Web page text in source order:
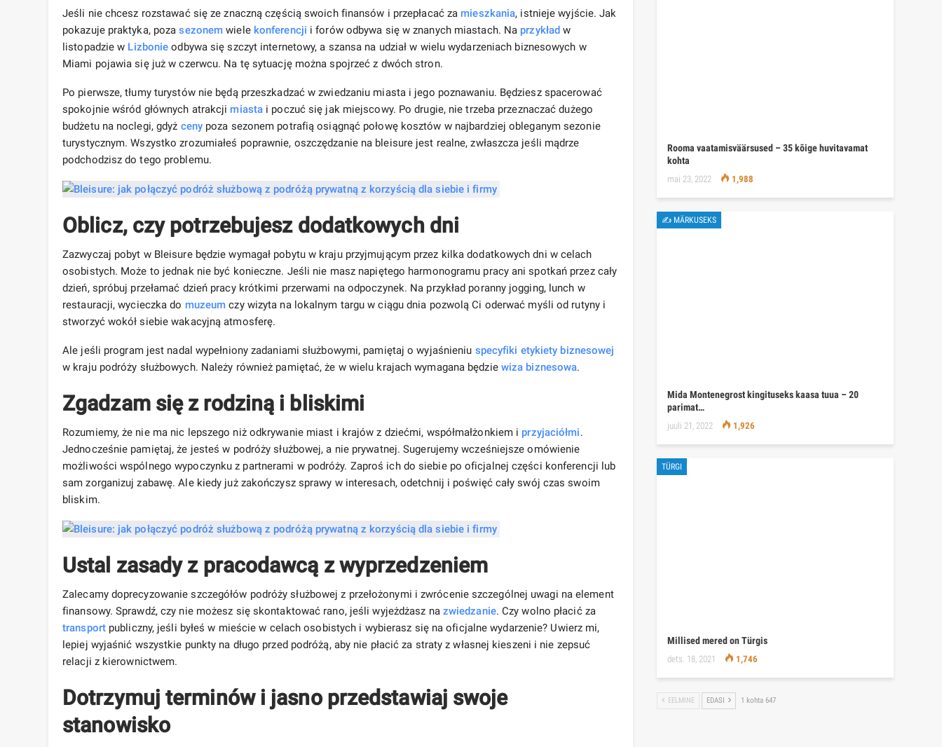
Jeśli nie chcesz rozstawać się ze znaczną częścią swoich finansów i przepłacać za mieszkania, istnieje wyjście. Jak
pokazuje praktyka, pozasezonem wiele konferencji i forów odbywa się w znanych miastach. Na przykład w
listopadzie w Lizbonie odbywa się szczyt internetowy, a szansa na udział w wielu wydarzeniach biznesowych w
Miami pojawia się już w czerwcu. Na tę sytuację można spojrzeć z dwóch stron.
Po pierwsze, tłumy turystów nie będą przeszkadzać w zwiedzaniu miasta i jego poznawaniu. Będziesz spacerować
spokojnie wśród głównych atrakcji miasta i poczuć się jak miejscowy. Po drugie, nie trzeba przeznaczać dużego
budżetu na noclegi, gdyż cenypoza sezonem potrafią osiągnąć połowę kosztów w najbardziej obleganym sezonie
turystycznym. Wszystko zrozumiałeś poprawnie, oszczędzanie na bleisure jest realne, zwłaszcza jeśli mądrze
podchodzisz do tego problemu.
Oblicz, czy potrzebujesz dodatkowych dni
Zazwyczaj pobyt w Bleisure będzie wymagał pobytu w kraju przyjmującym przez kilka dodatkowych dni w celach
osobistych. Może to jednak nie być konieczne. Jeśli nie masz napiętego harmonogramu pracy ani spotkań przez cały
dzień, spróbuj przełamać dzień pracy krótkimi przerwami na odpoczynek. Na przykład poranny jogging, lunch w
restauracji, wycieczka do muzeum czy wizyta na lokalnym targu w ciągu dnia pozwolą Ci oderwać myśli od rutyny i
stworzyć wokół siebie wakacyjną atmosferę.
Ale jeśli program jest nadal wypełniony zadaniami służbowymi, pamiętaj o wyjaśnieniu specyfiki etykiety biznesowej
w kraju podróży służbowych. Należy również pamiętać, że w wielu krajach wymagana będzie wiza biznesowa.
Zgadzam się z rodziną i bliskimi
Rozumiemy, że nie ma nic lepszego niż odkrywanie miast i krajów z dziećmi, współmałżonkiem i przyjaciółmi.
Jednocześnie pamiętaj, że jesteś w podróży służbowej, a nie prywatnej. Sugerujemy wcześniejsze omówienie
możliwości wspólnego wypoczynku z partnerami w podróży. Zaproś ich do siebie po oficjalnej części konferencji lub
sam zorganizuj zabawę. Ale kiedy już zakończysz sprawy w interesach, odetchnij i poświęć cały swój czas swoim
bliskim.
Ustal zasady z pracodawcą z wyprzedzeniem
Zalecamy doprecyzowanie szczegółów podróży służbowej z przełożonymi i zwrócenie szczególnej uwagi na element
finansowy. Sprawdź, czy nie możesz się skontaktować rano, jeśli wyjeżdżasz na zwiedzanie. Czy wolno płacić za
transportpubliczny, jeśli byłeś w mieście w celach osobistych i wybierasz się na oficjalne wydarzenie? Uwierz mi,
lepiej wyjaśnić wszystkie punkty na długo przed podróżą, aby nie płacić za straty z własnej kieszeni i nie zepsuć
relacji z kierownictwem.
Dotrzymuj terminów i jasno przedstawiaj swoje
stanowisko
Rooma vaatamisväärsused – 35 kõige huvitavamat
kohta
mai 23, 2022 1,988
✍ MÄRKUSEKS
Mida Montenegrost kingituseks kaasa tuua – 20
parimat…
juuli 21, 2022 1,926
TÜRGI
Millised mered on Türgis
dets. 18, 2021 1,746
EELMINE EDASI 1 kohta 647